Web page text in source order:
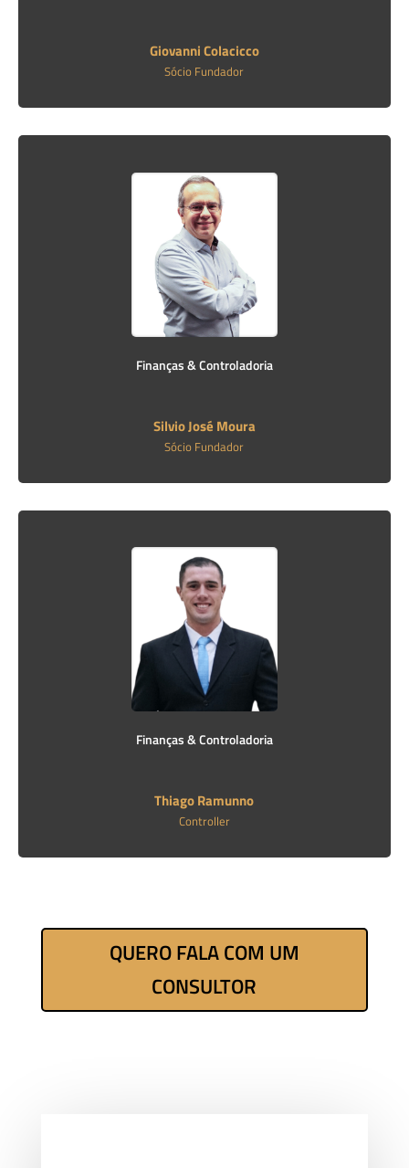
Giovanni Colacicco
Sócio Fundador
Finanças & Controladoria
Silvio José Moura
Sócio Fundador
Finanças & Controladoria
Thiago Ramunno
Controller
QUERO FALA COM UM
CONSULTOR